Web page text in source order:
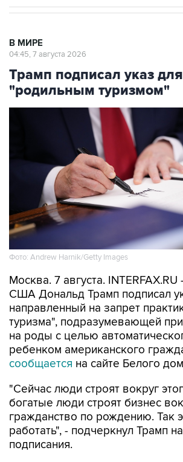
В МИРЕ
04:45, 7 августа 2026
Трамп подписал указ
"родильным туризмом"
Фото: Andrew Harnik/Getty Images
Москва. 7 августа.
США Дональд Трамп подписал
направленный на запрет
туризма", подразумевающей
на роды с целью
ребенком американского
сообщается на сайте Белого
"Сейчас люди строят вокруг
богатые люди строят бизнес
гражданство по рождению. Так
работать", - подчеркнул Трамп
подписания.